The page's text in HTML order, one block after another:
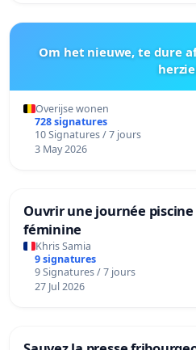
Om het nieuwe, te dure
Overijse wonen
728 signatures
10 Signatures / 7 jours
3 May 2026
Ouvrir une journée
féminine
Khris Samia
9 signatures
9 Signatures / 7 jours
27 Jul 2026